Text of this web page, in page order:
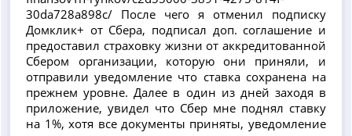
30da728a898c/ После чего я отменил подписку
Домклик+ от Сбера, подписал доп. соглашение и
предоставил страховку жизни от аккредитованной
Сбером организации, которую они приняли, и
отправили уведомление что ставка сохранена на
прежнем уровне. Далее в один из дней заходя в
приложение, увидел что Сбер мне поднял ставку
на 1%, хотя все документы приняты, уведомление